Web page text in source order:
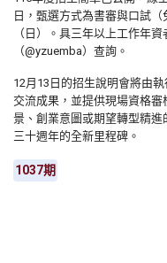
日，甄選方式為書審與口試
（日）。具三年以上工作年
（@yzuemba）查詢。
12月13日的招生說明會將由
交流成果，並提供現場資格
景、創業意圖或期望轉型精
三十週年的全新里程碑。
1037期